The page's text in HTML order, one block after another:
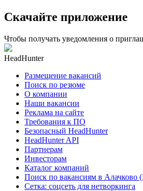
Скачайте приложение
Чтобы получать уведомления о
HeadHunter
Размещение вакансий
Поиск по резюме
О компании
Наши вакансии
Реклама на сайте
Требования к ПО
Безопасный HeadHunter
HeadHunter API
Партнерам
Инвесторам
Каталог компаний
Поиск по вакансиям в Алачково
Сетка: соцсеть для нетворкинга